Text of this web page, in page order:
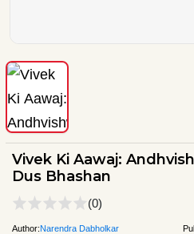
Vivek Ki Aawaj:
Dus Bhashan
(0)
Author:Narendra Dabholkar